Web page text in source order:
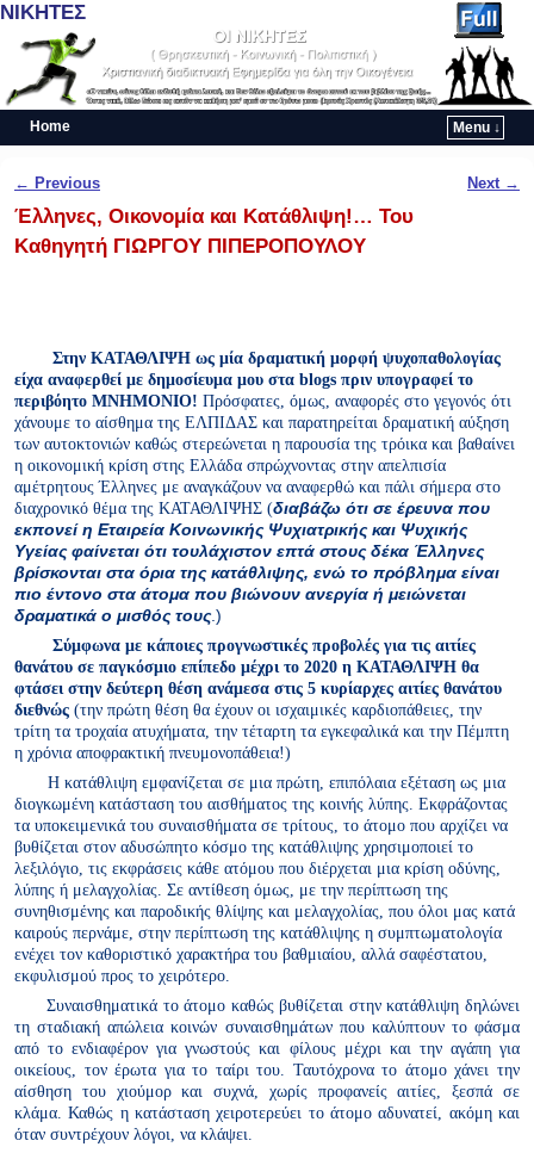
ΝΙΚΗΤΕΣ
Home
Menu ↓
Post navigation
← Previous Next →
Έλληνες, Οικονομία και Kατάθλιψη!… Του
Καθηγητή ΓΙΩΡΓΟΥ ΠΙΠΕΡΟΠΟΥΛΟΥ
Στην ΚΑΤΑΘΛΙΨΗ ως μία δραματική μορφή ψυχοπαθολογίας
είχα αναφερθεί με δημοσίευμα μου στα blogs πριν υπογραφεί το
περιβόητο ΜΝΗΜΟΝΙΟ! Πρόσφατες, όμως, αναφορές στο γεγονός ότι
χάνουμε το αίσθημα της ΕΛΠΙΔΑΣ και παρατηρείται δραματική αύξηση
των αυτοκτονιών καθώς στερεώνεται η παρουσία της τρόικα και βαθαίνει
η οικονομική κρίση στης Ελλάδα σπρώχνοντας στην απελπισία
αμέτρητους Έλληνες με αναγκάζουν να αναφερθώ και πάλι σήμερα στο
διαχρονικό θέμα της ΚΑΤΑΘΛΙΨΗΣ (διαβάζω ότι σε έρευνα που
εκπονεί η Εταιρεία Κοινωνικής Ψυχιατρικήςκαι Ψυχικής
Υγείας φαίνεται ότι τουλάχιστον επτά στους δέκα Έλληνες
βρίσκονται στα όρια της κατάθλιψης, ενώ το πρόβλημα είναι
πιο έντονο στα άτομα που βιώνουν ανεργία ή μειώνεται
δραματικά ο μισθός τους.)
Σύμφωνα με κάποιες προγνωστικές προβολές για τις αιτίες
θανάτου σε παγκόσμιο επίπεδο μέχρι το 2020 η ΚΑΤΑΘΛΙΨΗ θα
φτάσει στην δεύτερη θέση ανάμεσα στις 5 κυρίαρχες αιτίες θανάτου
διεθνώς (την πρώτη θέση θα έχουν οι ισχαιμικές καρδιοπάθειες, την
τρίτη τα τροχαία ατυχήματα, την τέταρτη τα εγκεφαλικά και την Πέμπτη
η χρόνια αποφρακτική πνευμονοπάθεια!)
Η κατάθλιψη εμφανίζεται σε μια πρώτη, επιπόλαια εξέταση ως μια
διογκωμένη κατάσταση του αισθήματος της κοινής λύπης. Εκφράζοντας
τα υποκειμενικά του συναισθήματα σε τρίτους, το άτομο που αρχίζει να
βυθίζεται στον αδυσώπητο κόσμο της κατάθλιψης χρησιμοποιεί το
λεξιλόγιο, τις εκφράσεις κάθε ατόμου που διέρχεται μια κρίση οδύνης,
λύπης ή μελαγχολίας. Σε αντίθεση όμως, με την περίπτωση της
συνηθισμένης και παροδικής θλίψης και μελαγχολίας, που όλοι μας κατά
καιρούς περνάμε, στην περίπτωση της κατάθλιψης η συμπτωματολογία
ενέχει τον καθοριστικό χαρακτήρα του βαθμιαίου, αλλά σαφέστατου,
εκφυλισμού προς το χειρότερο.
Συναισθηματικά το άτομο καθώς βυθίζεται στην κατάθλιψη δηλώνει
τη σταδιακή απώλεια κοινών συναισθημάτων που καλύπτουν το φάσμα
από το ενδιαφέρον για γνωστούς και φίλους μέχρι και την αγάπη για
οικείους, τον έρωτα για το ταίρι του. Ταυτόχρονα το άτομο χάνει την
αίσθηση του χιούμορ και συχνά, χωρίς προφανείς αιτίες, ξεσπά σε
κλάμα. Καθώς η κατάσταση χειροτερεύει το άτομο αδυνατεί, ακόμη και
όταν συντρέχουν λόγοι, να κλάψει.